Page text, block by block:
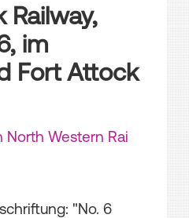
Railway,
im
Fort Attock
Western Rai
"No. 6